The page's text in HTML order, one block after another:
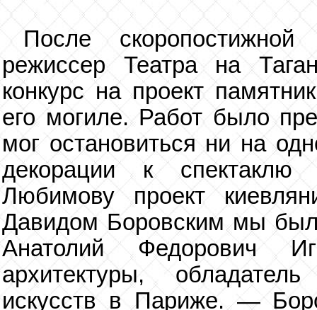
После
режиссер Театра на
конкурс на проект
его могиле. Работ было
мог остановиться ни на
декорации к спектаклю
Любимову проект
Давидом Боровским мы
Анатолий Федорович
архитектуры,
искусств в Париже. —